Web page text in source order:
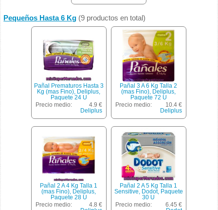
Pequeños Hasta 6 Kg (9 productos en total)
Pañal Prematuros Hasta 3
Kg (mas Fino), Deliplus,
Paquete 24 U
Precio medio:
4.9 €
Deliplus
Pañal 3 A 6 Kg Talla 2
(mas Fino), Deliplus,
Paquete 72 U
Precio medio:
10.4 €
Deliplus
Pañal 2 A 4 Kg Talla 1
(mas Fino), Deliplus,
Paquete 28 U
Precio medio:
4.8 €
Pañal 2 A 5 Kg Talla 1
Sensitive, Dodot, Paquete
30 U
Precio medio:
6.45 €